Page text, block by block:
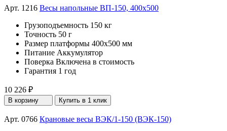
Арт. 1216 Весы напольные ВП-150, 400x500
Грузоподъемность 150 кг
Точность 50 г
Размер платформы 400х500 мм
Питание Аккумулятор
Поверка Включена в стоимость
Гарантия 1 год
10 226 ₽
В корзину Купить в 1 клик
Арт. 0766 Крановые весы ВЭК/1-150 (ВЭК-150)